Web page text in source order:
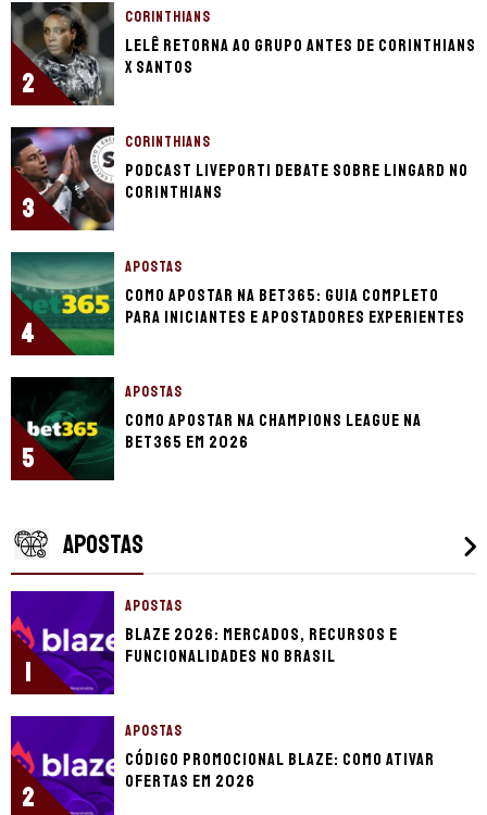
2
CORINTHIANS
Lelê retorna ao grupo antes de Corinthians
x Santos
3
CORINTHIANS
Podcast LivePorTI debate sobre Lingard no
Corinthians
4
APOSTAS
Como apostar na bet365: guia completo
para iniciantes e apostadores experientes
5
APOSTAS
Como apostar na Champions League na
bet365 em 2026
APOSTAS
1
APOSTAS
Blaze 2026: mercados, recursos e
funcionalidades no Brasil
2
APOSTAS
Código promocional Blaze: como ativar
ofertas em 2026